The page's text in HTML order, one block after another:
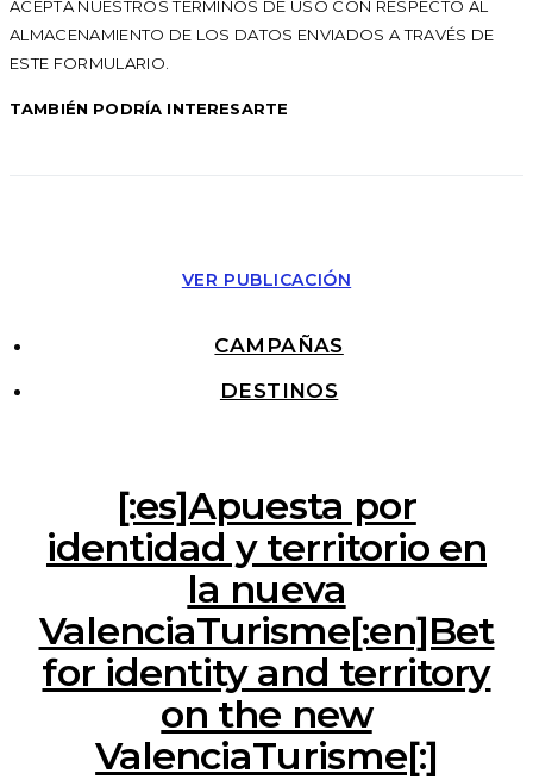
ACEPTA NUESTROS TÉRMINOS DE USO CON RESPECTO AL
ALMACENAMIENTO DE LOS DATOS ENVIADOS A TRAVÉS DE
ESTE FORMULARIO.
TAMBIÉN PODRÍA INTERESARTE
VER PUBLICACIÓN
CAMPAÑAS
DESTINOS
[:es]Apuesta por
identidad y territorio en
la nueva
ValenciaTurisme[:en]Bet
for identity and territory
on the new
ValenciaTurisme[:]